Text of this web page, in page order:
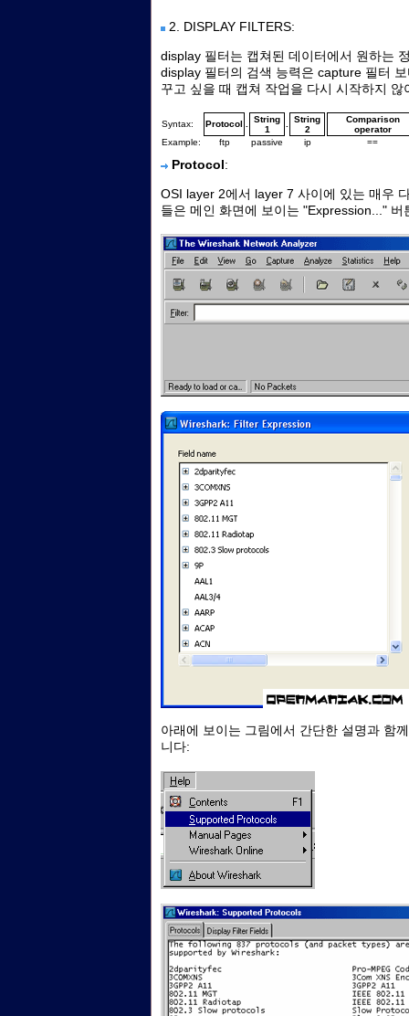
2. DISPLAY FILTERS:
display 필터는 캡쳐된 데이터에서 원하는
display 필터의 검색 능력은 capture 필터
꾸고 싶을 때 캡쳐 작업을 다시 시작하지 않
Syntax: Protocol
String
1
String
2
Comparison
operator
Example:
ftp passive ip ==
Protocol:
OSI layer 2에서 layer 7 사이에 있는 매우
들은 메인 화면에 보이는 "Expression..."
아래에 보이는 그림에서 간단한 설명과 함
니다: